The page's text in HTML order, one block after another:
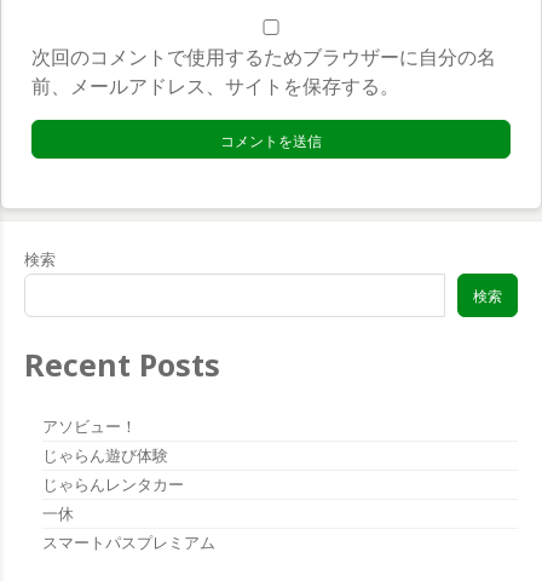
サ
イ
ト
*
次回のコメントで使用するためブラウザーに自分の名
前、メールアドレス、サイトを保存する。
検索
検索
Recent Posts
アソビュー！
じゃらん遊び体験
じゃらんレンタカー
一休
スマートパスプレミアム